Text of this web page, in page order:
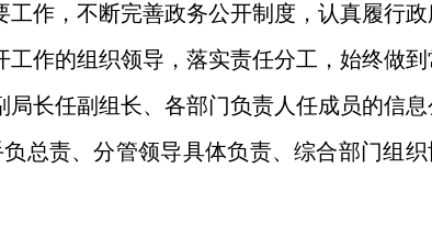
作，不断完善政务公开制度，认真履行政
作的组织领导，落实责任分工，始终做到
长任副组长、各部门负责人任成员的信息
负总责、分管领导具体负责、综合部门组织